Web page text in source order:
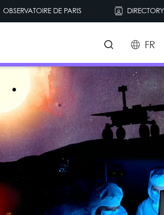
OBSERVATOIRE DE PARIS DIRECTORY
FR